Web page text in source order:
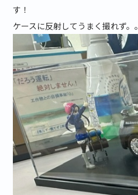
す！
ケースに反射してうまく撮れず。。